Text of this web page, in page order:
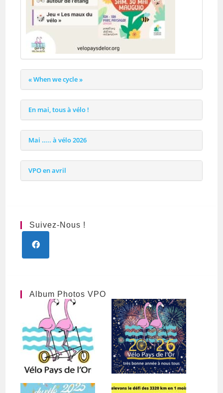
« When we cycle »
En mai, tous à vélo !
Mai ….. à vélo 2026
VPO en avril
Suivez-Nous !
Album Photos VPO